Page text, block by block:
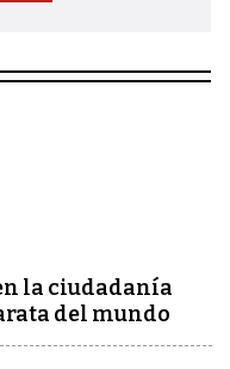
la ciudadanía
del mundo